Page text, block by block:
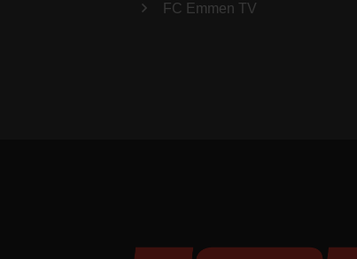
FC Emmen TV